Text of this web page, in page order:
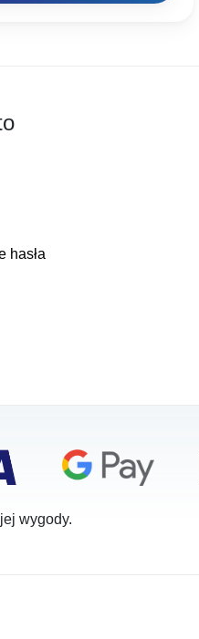
hasła
wygody.